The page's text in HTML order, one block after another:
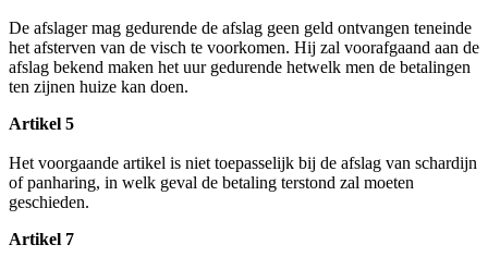
De afslager mag gedurende de afslag geen geld ontvangen teneinde
het afsterven van de visch te voorkomen. Hij zal voorafgaand aan de
afslag bekend maken het uur gedurende hetwelk men de betalingen
ten zijnen huize kan doen.
Artikel 5
Het voorgaande artikel is niet toepasselijk bij de afslag van schardijn
of panharing, in welk geval de betaling terstond zal moeten
geschieden.
Artikel 7